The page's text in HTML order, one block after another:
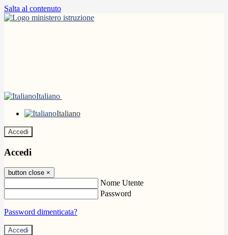
Salta al contenuto
Italiano
Italiano
Accedi
Accedi
button close ×
Nome Utente
Password
Password dimenticata?